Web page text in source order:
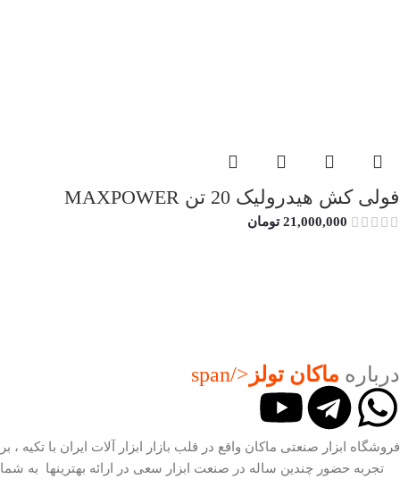
فولی کش هیدرولیک 20 تن MAXPOWER
21,000,000 تومان
درباره ماکان تولز </span
فروشگاه ابزار صنعتی ماکان واقع در قلب بازار ابزار آلات ایران با تکیه ، بر
تجربه حضور چندین ساله در صنعت ابزار سعی در ارائه بهترینها به شما